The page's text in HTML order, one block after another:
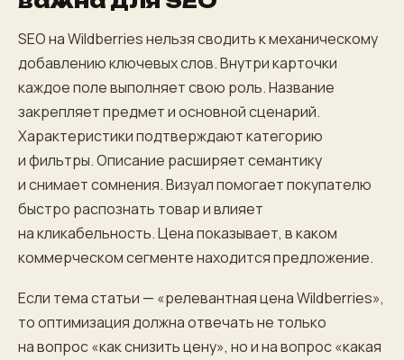
SEO на Wildberries нельзя сводить к механическому
добавлению ключевых слов. Внутри карточки
каждое поле выполняет свою роль. Название
закрепляет предмет и основной сценарий.
Характеристики подтверждают категорию
и фильтры. Описание расширяет семантику
и снимает сомнения. Визуал помогает покупателю
быстро распознать товар и влияет
на кликабельность. Цена показывает, в каком
коммерческом сегменте находится предложение.
Если тема статьи — «релевантная цена Wildberries»,
то оптимизация должна отвечать не только
на вопрос «как снизить цену», но и на вопрос «какая